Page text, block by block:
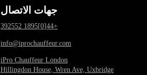
جهات الاتصال
+44[0]1895 392552
info@iprochauffeur.com
iPro Chauffeur London
Hillingdon House, Wren Ave, Uxbridge